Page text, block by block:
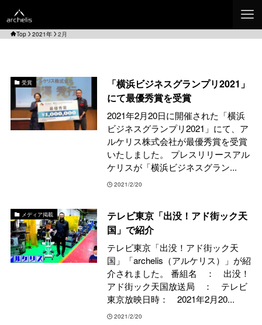
Top 2021年 2月
受賞
「横浜ビジネスグランプリ2021」
にて最優秀賞を受賞
2021年2月20日に開催された「横浜
ビジネスグランプリ2021」にて、ア
ルケリス株式会社が最優秀賞を受賞
いたしました。 プレスリリースアル
ケリスが「横浜ビジネスグラン...
2021/2/20
メディア掲載
テレビ東京「出没！アド街ック天
国」で紹介
テレビ東京「出没！アド街ック天
国」「archelis（アルケリス）」が紹
介されました。 番組名 ： 出没！
アド街ック天国放送局 ： テレビ
東京放映日時： 2021年2月20...
2021/2/20